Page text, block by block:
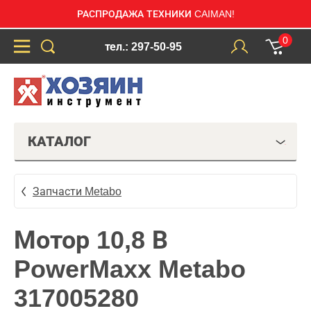
РАСПРОДАЖА ТЕХНИКИ CAIMAN!
тел.: 297-50-95
0
КАТАЛОГ
Запчасти Metabo
Мотор 10,8 В
PowerMaxx Metabo
317005280